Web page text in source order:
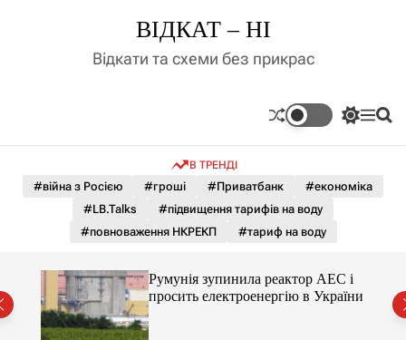
д
у
ВІДКАТ – НІ
Відкати та схеми без прикрас
П
м
к
а
о
л
ь
М П
В ТРЕНДІ
#війна з Росією #гроші #Приватбанк
#економіка
#LB.Talks
#підвищення тарифів на воду
#повноваження НКРЕКП
#тариф на воду
Румунія зупинила реактор АЕС і
просить електроенергію в України